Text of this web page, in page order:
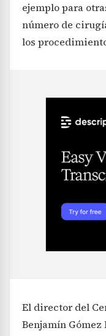
ejemplo para
número de
los
El director del
Benjamín